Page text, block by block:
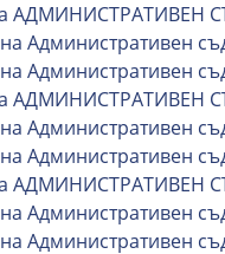
АДМИНИСТРАТИВЕН
Административен
на Административен
АДМИНИСТРАТИВЕН
Административен
на Административен
АДМИНИСТРАТИВЕН
Административен
на Административен